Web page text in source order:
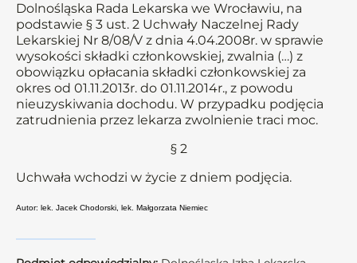
Dolnośląska Rada Lekarska we Wrocławiu, na
podstawie § 3 ust. 2 Uchwały Naczelnej Rady
Lekarskiej Nr 8/08/V z dnia 4.04.2008r. w sprawie
wysokości składki członkowskiej, zwalnia (…) z
obowiązku opłacania składki członkowskiej za
okres od 01.11.2013r. do 01.11.2014r., z powodu
nieuzyskiwania dochodu. W przypadku podjęcia
zatrudnienia przez lekarza zwolnienie traci moc.
§ 2
Uchwała wchodzi w życie z dniem podjęcia.
Autor: lek. Jacek Chodorski, lek. Małgorzata Niemiec